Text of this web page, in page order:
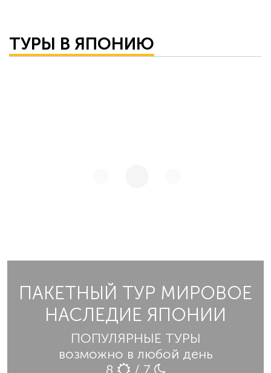
ТУРЫ В ЯПОНИЮ
ПАКЕТНЫЙ ТУР МИРОВОЕ
НАСЛЕДИЕ ЯПОНИИ
ПОПУЛЯРНЫЕ ТУРЫ
возможно в любой день
8
/ 7